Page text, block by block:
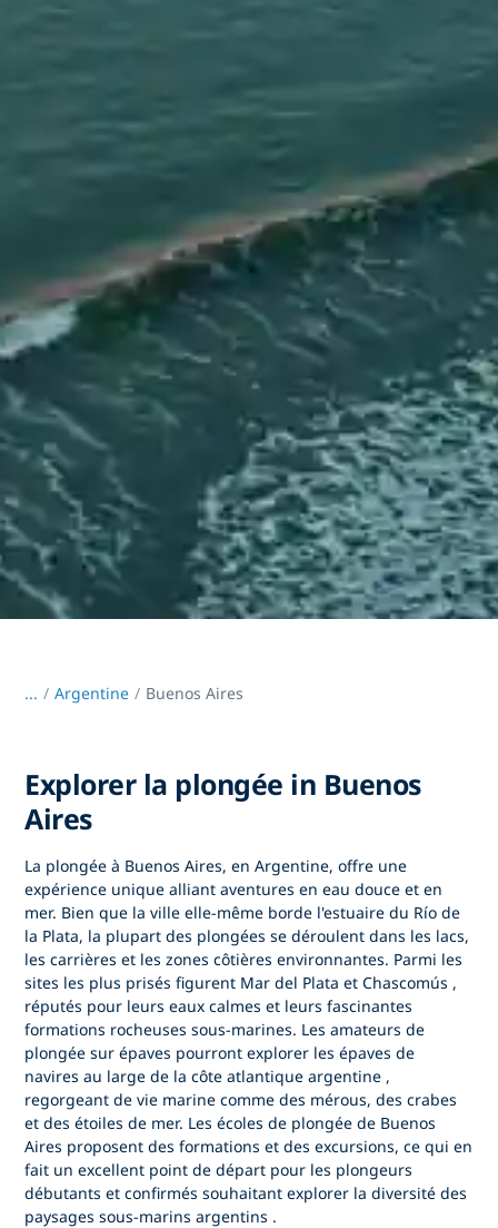
... / Argentine Buenos Aires
Explorer la plongée in Buenos
Aires
La plongée à Buenos Aires, en Argentine, offre une
expérience unique alliant aventures en eau douce et en
mer. Bien que la ville elle-même borde l'estuaire du Río de
la Plata, la plupart des plongées se déroulent dans les lacs,
les carrières et les zones côtières environnantes. Parmi les
sites les plus prisés figurent Mar del Plata etChascomús ,
réputés pour leurs eaux calmes et leurs fascinantes
formations rocheuses sous-marines. Les amateurs de
plongée sur épaves pourront explorer les épaves de
navires au large de la côte atlantique argentine ,
regorgeant de vie marine comme des mérous, des crabes
et des étoiles de mer. Les écoles de plongée de Buenos
Aires proposent des formations et des excursions, ce qui en
fait un excellent point de départ pour les plongeurs
débutants et confirmés souhaitant explorer la diversité des
paysages sous-marins argentins .